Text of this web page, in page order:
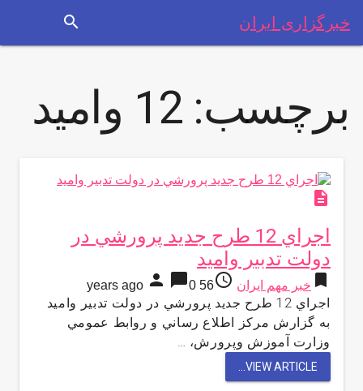
خبرگزاری ایران search
برچسب:12 واميد
description
اجراي 12 طرح جديد پرورشي در
دولت تدبير واميد
bookmark خبر مهم ایران access_time
56 years ago
person chat_bubble0
اجراي 12 طرح جديد پرورشي در دولت تدبير واميد
به گزارش مركز اطلاع رساني و روابط عمومي
وزارت آموزش وپرورش، …
VIEW ARTICLE...